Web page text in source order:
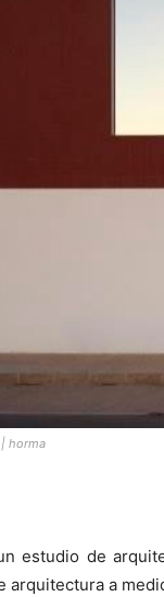
horma
estudio de
arquitectura a